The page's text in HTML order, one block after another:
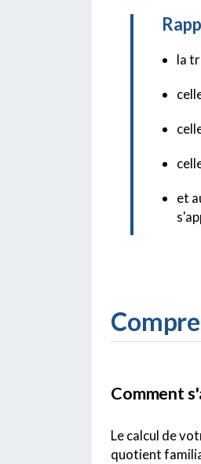
la
et
Comment
Le calcul de
quotient